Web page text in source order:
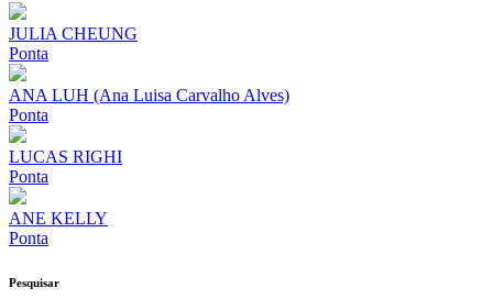
JULIA CHEUNG
Ponta
ANA LUH (Ana Luisa Carvalho Alves)
Ponta
LUCAS RIGHI
Ponta
ANE KELLY
Ponta
Pesquisar